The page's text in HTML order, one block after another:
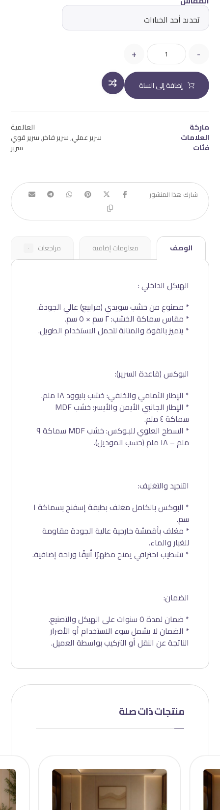
-
+
إضافة إلى السلة
ماركة العالمية
العلامات سرير عملي,سرير فاخر,سرير قوي
فئات سرير
الوصف معلومات إضافية مراجعات ٠
الهيكل الداخلي :
* مصنوع من خشب سويدي (مرابيع) عالي الجودة.
* مقاس سماكة الخشب: ٢ سم × ٥ سم.
* يتميز بالقوة والمتانة لتحمل الاستخدام الطويل.
البوكس (قاعدة السرير):
* الإطار الأمامي والخلفي: خشب بليوود ١٨ ملم.
* الإطار الجانبي الأيمن والأيسر: خشب MDF
سماكة ٤ ملم.
* السطح العلوي للبـوكس: خشب MDF سماكة ٩
ملم – ١٨ ملم (حسب الموديل).
التنجيد والتغليف:
* البوكس بالكامل مغلف بطبقة إسفنج بسماكة ١
سم.
* مغلف بأقمشة خارجية عالية الجودة مقاومة
للغبار والماء.
* تشطيب احترافي يمنح مظهرًا أنيقًا وراحة إضافية.
الضمان:
* ضمان لمدة ٥ سنوات على الهيكل والتصنيع.
* الضمان لا يشمل سوء الاستخدام أو الأضرار
الناتجة عن النقل أو التركيب بواسطة العميل.
منتجات ذات صلة